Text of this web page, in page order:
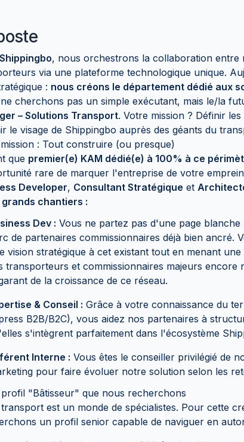
Shippingbo, nous orchestrons la collaboration entre
via une plateforme technologique unique.
: nous créons le département dédié aux
cherchons pas un simple exécutant, mais le/la
– Solutions Transport. Votre mission ? Définir
le visage de Shippingbo auprès des géants du
: Tout construire (ou presque)
que premier(e) KAM dédié(e) à 100% à ce
rare de marquer l'entreprise de votre
Developer, Consultant Stratégique et
grands chantiers :
Dev : Vous ne partez pas d'une page
de partenaires commissionnaires déjà bien ancré.
vision stratégique à cet existant tout en menant
transporteurs et commissionnaires majeurs encore
de la croissance de ce réseau.
& Conseil : Grâce à votre connaissance du
B2B/B2C), vous aidez nos partenaires à
s'intègrent parfaitement dans l'écosystème
Interne : Vous êtes le conseiller privilégié de
pour faire évoluer notre solution selon les
profil "Bâtisseur" que nous recherchons
transport est un monde de spécialistes. Pour cette
un profil senior capable de naviguer en